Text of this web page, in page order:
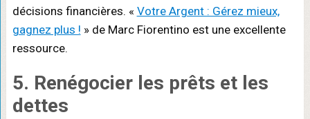
décisions financières. « Votre Argent : Gérez mieux,
gagnez plus ! » de Marc Fiorentino est une excellente
ressource.
5. Renégocier les prêts et les
dettes